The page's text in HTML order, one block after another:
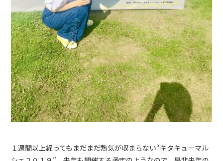
１週間以上経ってもまだまだ熱気が収まらない“キタキューマル